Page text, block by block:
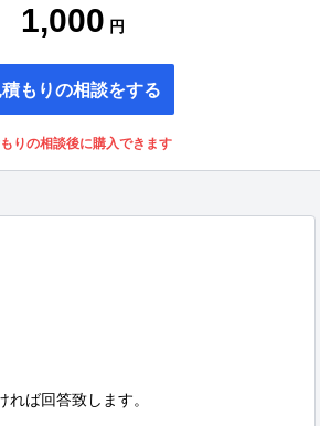
1,000 円
積もりの相談をする
りの相談後に購入できます
ば回答致します。